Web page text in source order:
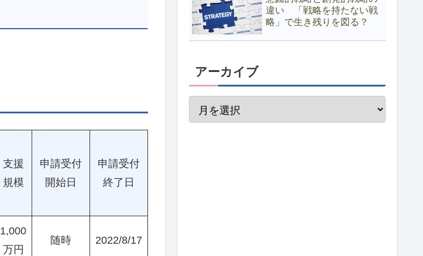
支援
規模
申請受付
開始日
申請受付
終了日
1,000
万円
随時 2022/8/17
違い 「戦略を持たない戦
略」で生き残りを図る？
アーカイブ